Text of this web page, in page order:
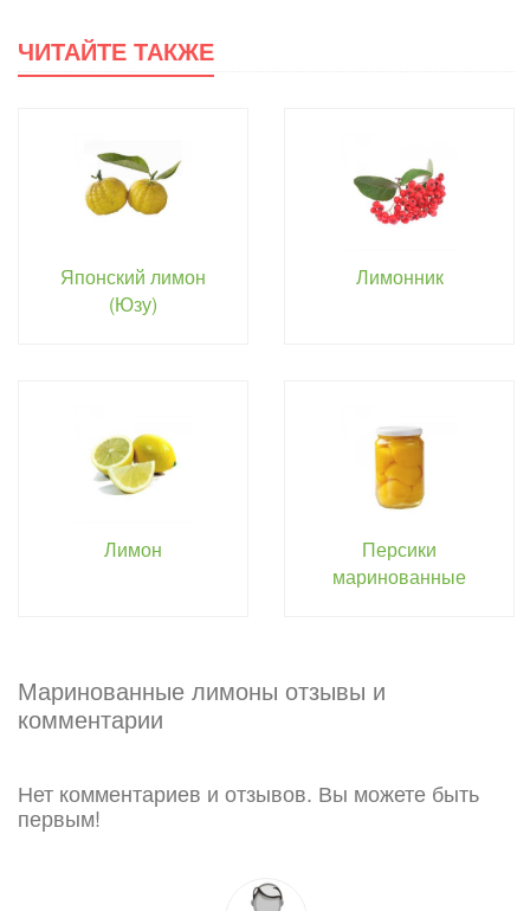
ЧИТАЙТЕ ТАКЖЕ
Японский лимон
(Юзу)
Лимонник
Лимон
Персики
маринованные
Маринованные лимоны отзывы и
комментарии
Нет комментариев и отзывов. Вы можете быть
первым!